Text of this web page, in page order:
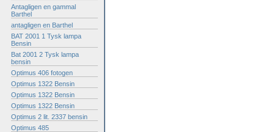
Antagligen en gammal
Barthel
antagligen en Barthel
BAT 2001 1 Tysk lampa
Bensin
Bat 2001 2 Tysk lampa
bensin
Optimus 406 fotogen
Optimus 1322 Bensin
Optimus 1322 Bensin
Optimus 1322 Bensin
Optimus 2 lit. 2337 bensin
Optimus 485